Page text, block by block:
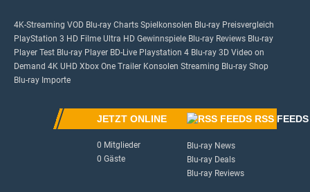
4K-Streaming VOD Blu-ray Charts Spielkonsolen Blu-ray Preisvergleich
PlayStation 3 HD Filme Ultra HD Gewinnspiele Blu-ray Reviews Blu-ray
Player Test Blu-ray Player BD-Live Playstation 4 Blu-ray 3D Video on
Demand 4K UHD Xbox One Trailer Konsolen Streaming Blu-ray Shop
Blu-ray Importe
JETZT ONLINE
0 Mitglieder
0 Gäste
RSS FEEDS
Blu-ray News
Blu-ray Deals
Blu-ray Reviews